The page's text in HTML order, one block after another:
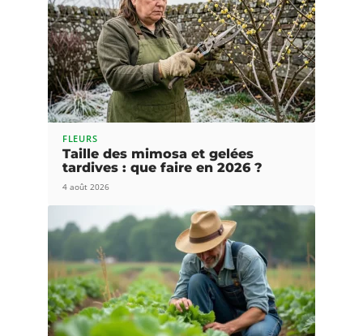
FLEURS
Taille des mimosa et gelées
tardives : que faire en 2026 ?
4 août 2026